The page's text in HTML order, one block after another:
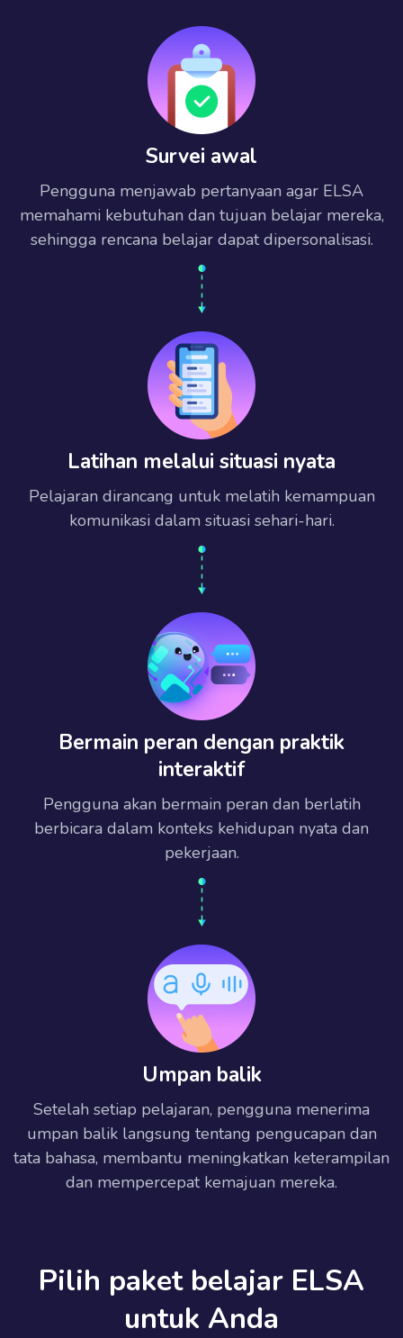
Survei awal
Pengguna menjawab pertanyaan agar ELSA
memahami kebutuhan dan tujuan belajar mereka,
sehingga rencana belajar dapat dipersonalisasi.
Latihan melalui situasi nyata
Pelajaran dirancang untuk melatih kemampuan
komunikasi dalam situasi sehari-hari.
Bermain peran dengan praktik
interaktif
Pengguna akan bermain peran dan berlatih
berbicara dalam konteks kehidupan nyata dan
pekerjaan.
Umpan balik
Setelah setiap pelajaran, pengguna menerima
umpan balik langsung tentang pengucapan dan
tata bahasa, membantu meningkatkan keterampilan
dan mempercepat kemajuan mereka.
Pilih paket belajar ELSA
untuk Anda